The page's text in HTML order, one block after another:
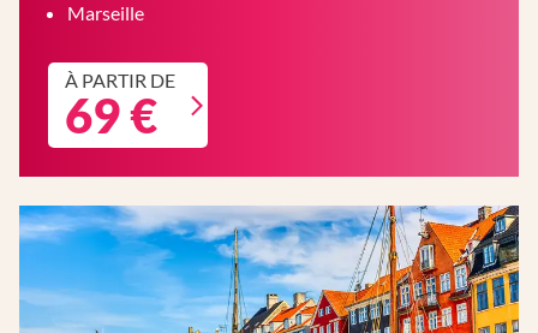
Marseille
À PARTIR DE
69 €